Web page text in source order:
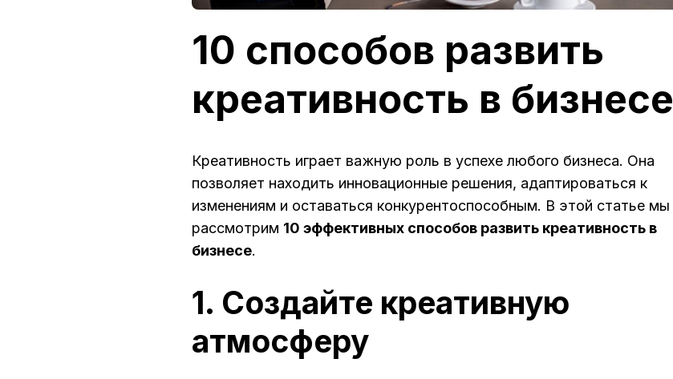
10 способов развить
креативность в бизнесе
Креативность играет важную роль в успехе любого бизнеса. Она
позволяет находить инновационные решения, адаптироваться к
изменениям и оставаться конкурентоспособным. В этой статье мы
рассмотрим 10 эффективных способов развить креативность в
бизнесе.
1. Создайте креативную
атмосферу